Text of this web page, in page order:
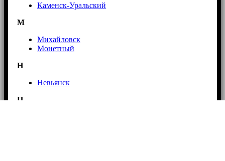
Каменск-Уральский
М
Михайловск
Монетный
Н
Невьянск
П